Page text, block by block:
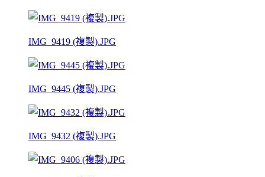
IMG_9419 (複製).JPG
IMG_9445 (複製).JPG
IMG_9432 (複製).JPG